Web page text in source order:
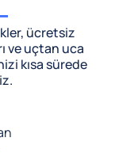
ücretsiz
ve uçtan uca
kısa sürede